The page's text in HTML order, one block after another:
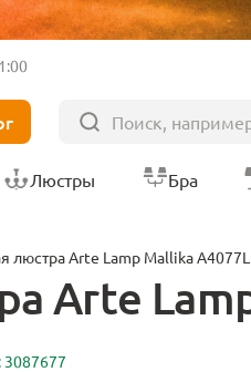
Люстры Бра
люстра Arte Lamp Mallika
Arte
3087677